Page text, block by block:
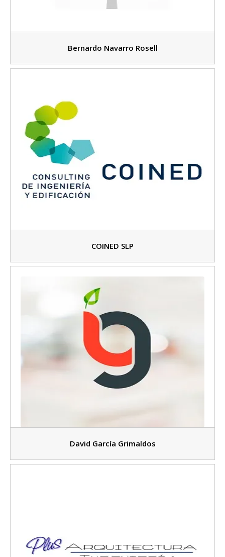
Bernardo Navarro Rosell
COINED SLP
David García Grimaldos